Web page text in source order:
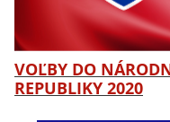
VOĽBY DO
REPUBLIKY 2020